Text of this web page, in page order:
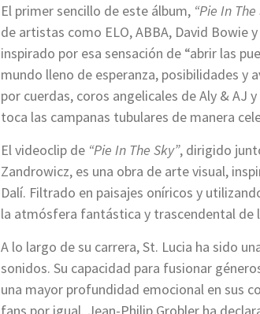
El primer sencillo de este álbum, “Pie In The
de artistas como ELO, ABBA, David Bowie
inspirado por esa sensación de “abrir las
mundo lleno de esperanza, posibilidades y
por cuerdas, coros angelicales de Aly & AJ
toca las campanas tubulares de manera
El videoclip de “Pie In The Sky”, dirigido
Zandrowicz, es una obra de arte visual,
Dalí. Filtrado en paisajes oníricos y
la atmósfera fantástica y trascendental de
A lo largo de su carrera, St. Lucia ha sido
sonidos. Su capacidad para fusionar
una mayor profundidad emocional en sus